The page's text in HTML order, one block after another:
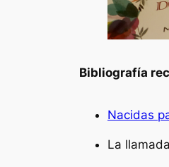
Bibliografía
Nacidas
La